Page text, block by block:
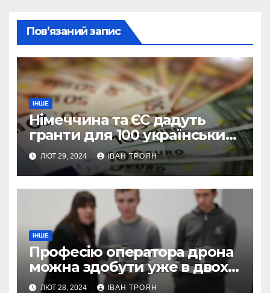
Пов’язаний запис
ІНШЕ
Німеччина та ЄС дадуть
гранти для 100 українських
підприємств
ЛЮТ 29, 2024 ІВАН ТРОЯН
ІНШЕ
Професію оператора дрона
можна здобути уже в двох
профтехах Львівщини
ЛЮТ 28, 2024 ІВАН ТРОЯН